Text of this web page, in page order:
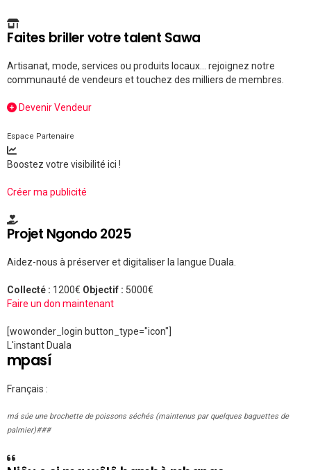
Faites briller votre talent Sawa
Artisanat, mode, services ou produits locaux... rejoignez notre
communauté de vendeurs et touchez des milliers de membres.
Devenir Vendeur
Espace Partenaire
Boostez votre visibilité ici !
Créer ma publicité
Projet Ngondo 2025
Aidez-nous à préserver et digitaliser la langue Duala.
Collecté : 1200€ Objectif : 5000€
Faire un don maintenant
[wowonder_login button_type="icon"]
L'instant Duala
mpasí
Français :
má súe une brochette de poissons séchés (maintenus par quelques baguettes de
palmier)###